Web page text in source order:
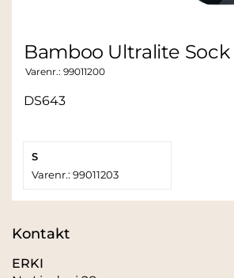
Bamboo Ultralite Sock
Varenr.: 99011200
DS643
S
Varenr.: 99011203
Kontakt
ERKI